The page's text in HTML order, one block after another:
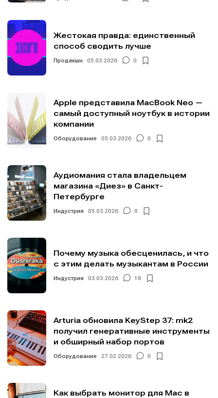
Жестокая правда: единственный
способ сводить лучше
Продакшн 05.03.2026 0
Apple представила MacBook Neo —
самый доступный ноутбук в истории
компании
Оборудование 05.03.2026 0
Аудиомания стала владельцем
магазина «Диез» в Санкт-
Петербурге
Индустрия 05.03.2026 0
Почему музыка обесценилась, и что
с этим делать музыкантам в России
Индустрия 03.03.2026 18
Arturia обновила KeyStep 37: mk2
получил генеративные инструменты
и обширный набор портов
Оборудование 27.02.2026 0
Как выбрать монитор для Mac в